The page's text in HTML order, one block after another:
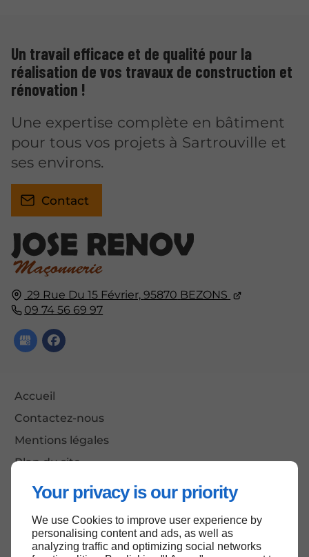
Your privacy is our priority
We use Cookies to improve user experience by
personalising content and ads, as well as
analyzing traffic and optimizing social networks
29 Rue Du 15 Février, 95870 BEZONS
09 74 56 69 97
Accueil
Contactez-nous
Mentions légales
Plan du site
Un travail efficace et de qualité pour la
réalisation de vos travaux de construction et
rénovation !
Une expertise complète en bâtiment
pour tous vos projets à Sartrouville et
ses environs.
Contact
Haut de page